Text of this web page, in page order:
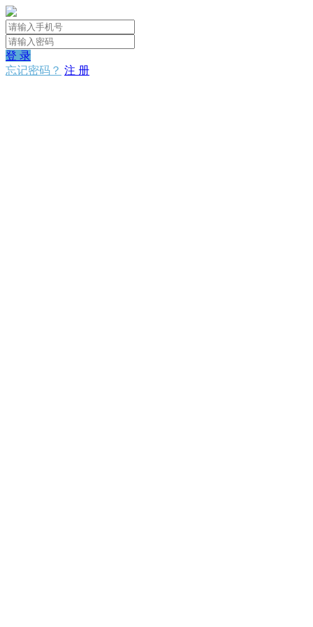
登 录
忘记密码？ 注 册